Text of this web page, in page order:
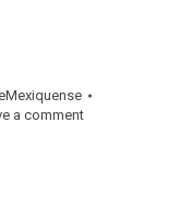
a comment